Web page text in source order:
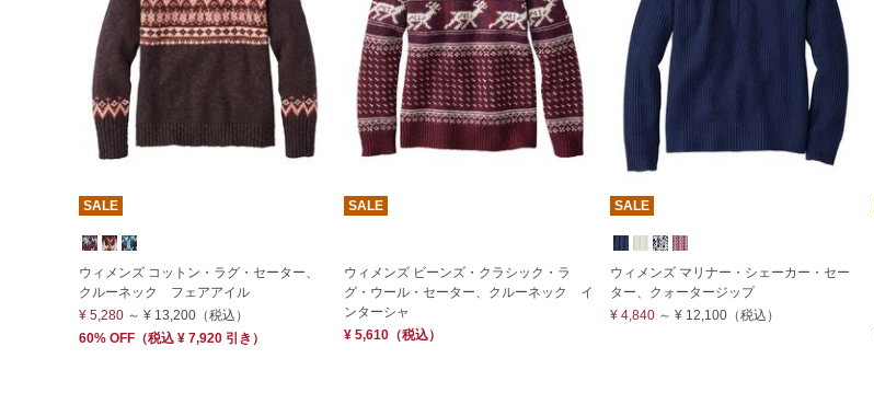
SALE
ウィメンズ コットン・ラグ・セーター、
クルーネック フェアアイル
¥ 5,280 ～ ¥ 13,200 （税込）
60% OFF （税込 ¥ 7,920 引き）
SALE
ウィメンズ ビーンズ・クラシック・ラ
グ・ウール・セーター、クルーネック イ
ンターシャ
¥ 5,610 （税込）
SALE
ウィメンズ マリナー・シェーカー・セー
ター、クォータージップ
¥ 4,840～ ¥ 12,100（税込）